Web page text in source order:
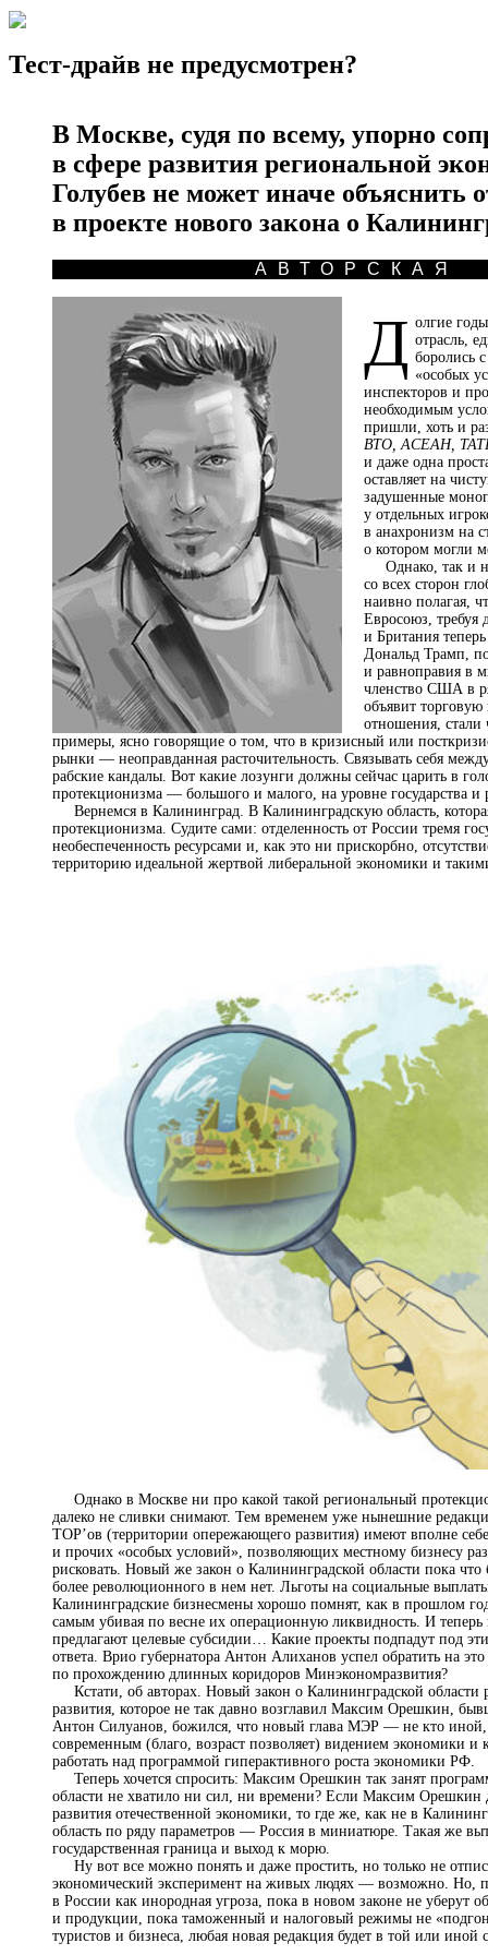
Тест-драйв не предусмотрен?
В Москве, судя по всему, упорно
в сфере развития региональной
Голубев не может иначе
в проекте нового закона о
Д олгие
отрасль,
боролись
«особых
инспекторов и
необходимым
пришли, хоть и
ВТО, АСЕАН,
и даже одна
оставляет на
задушенные
у отдельных
в анахронизм на
о котором могли
Однако, так и
со всех сторон
наивно полагая,
Евросоюз, требуя
и Британия
Дональд Трамп,
и равноправия в
членство США в
объявит
отношения, стали
примеры, ясно говорящие о том, что в кризисный или
рынки — неоправданная расточительность. Связывать себя
рабские кандалы. Вот какие лозунги должны сейчас царить в
протекционизма — большого и малого, на уровне государства и
Вернемся в Калининград. В Калининградскую область,
протекционизма. Судите сами: отделенность от России тремя
необеспеченность ресурсами и, как это ни прискорбно,
территорию идеальной жертвой либеральной экономики и
Однако в Москве ни про какой такой региональный
далеко не сливки снимают. Тем временем уже нынешние
ТОР’ов (территории опережающего развития) имеют вполне
и прочих «особых условий», позволяющих местному бизнесу
рисковать. Новый же закон о Калининградской области пока
более революционного в нем нет. Льготы на социальные
Калининградские бизнесмены хорошо помнят, как в прошлом
самым убивая по весне их операционную ликвидность. И теперь
предлагают целевые субсидии… Какие проекты подпадут под
ответа. Врио губернатора Антон Алиханов успел обратить на
по прохождению длинных коридоров Минэкономразвития?
Кстати, об авторах. Новый закон о Калининградской области
развития, которое не так давно возглавил Максим Орешкин,
Антон Силуанов, божился, что новый глава МЭР — не кто иной,
современным (благо, возраст позволяет) видением экономики
работать над программой гиперактивного роста экономики РФ.
Теперь хочется спросить: Максим Орешкин так занят
области не хватило ни сил, ни времени? Если Максим Орешкин
развития отечественной экономики, то где же, как не в
область по ряду параметров — Россия в миниатюре. Такая же
государственная граница и выход к морю.
Ну вот все можно понять и даже простить, но только не
экономический эксперимент на живых людях — возможно. Но,
в России как инородная угроза, пока в новом законе не уберут
и продукции, пока таможенный и налоговый режимы не
туристов и бизнеса, любая новая редакция будет в той или иной